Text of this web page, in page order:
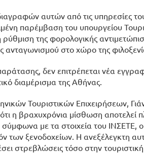
αυτών από τις υπηρεσίες
παρέμβαση του υπουργείου
της φορολογικής
ανταγωνισμού στο χώρο της
δεν επιτρέπεται νέα
διαμέρισμα της Αθήνας.
Τουριστικών Επιχειρήσεων,
η βραχυχρόνια μίσθωση αποτελεί
με τα στοιχεία του ΙΝΣΕΤΕ,
των ξενοδοχείων. Η ανεξέλεγκτη
στρεβλώσεις τόσο στην